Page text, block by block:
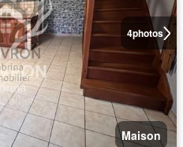
4photos
Maison